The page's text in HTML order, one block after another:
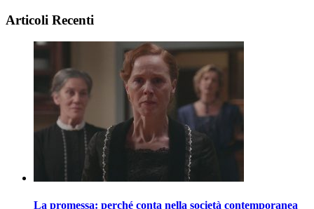
Articoli Recenti
La promessa: perché conta nella società contemporanea